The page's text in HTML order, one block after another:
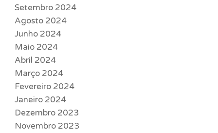
Setembro 2024
Agosto 2024
Junho 2024
Maio 2024
Abril 2024
Março 2024
Fevereiro 2024
Janeiro 2024
Dezembro 2023
Novembro 2023